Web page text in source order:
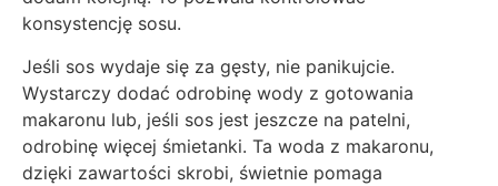
konsystencję sosu.
Jeśli sos wydaje się za gęsty, nie panikujcie.
Wystarczy dodać odrobinę wody z gotowania
makaronu lub, jeśli sos jest jeszcze na patelni,
odrobinę więcej śmietanki. Ta woda z makaronu,
dzięki zawartości skrobi, świetnie pomaga